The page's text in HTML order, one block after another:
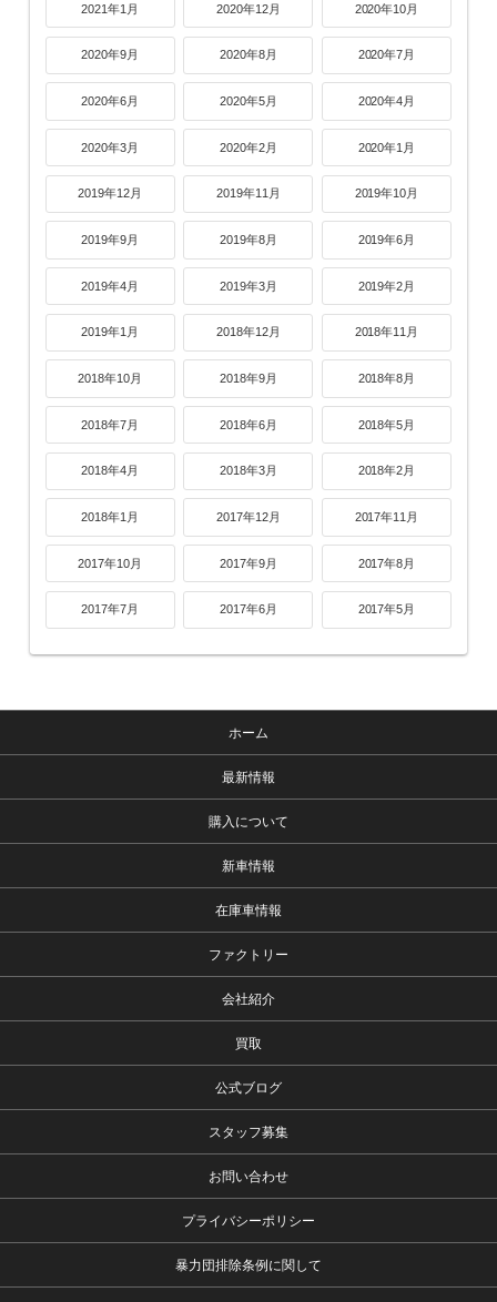
2021年1月 2020年12月 2020年10月
2020年9月 2020年8月 2020年7月
2020年6月 2020年5月 2020年4月
2020年3月 2020年2月 2020年1月
2019年12月 2019年11月 2019年10月
2019年9月 2019年8月 2019年6月
2019年4月 2019年3月 2019年2月
2019年1月 2018年12月 2018年11月
2018年10月 2018年9月 2018年8月
2018年7月 2018年6月 2018年5月
2018年4月 2018年3月 2018年2月
2018年1月 2017年12月 2017年11月
2017年10月 2017年9月 2017年8月
2017年7月 2017年6月 2017年5月
ホーム
最新情報
購入について
新車情報
在庫車情報
ファクトリー
会社紹介
買取
公式ブログ
スタッフ募集
お問い合わせ
プライバシーポリシー
暴力団排除条例に関して